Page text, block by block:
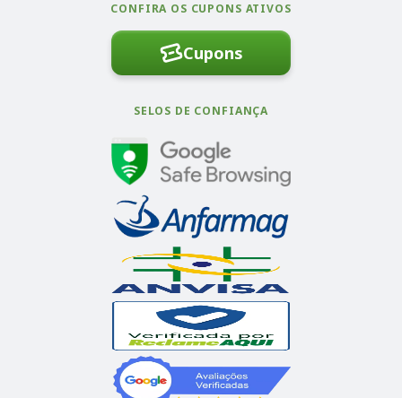
CONFIRA OS CUPONS ATIVOS
Cupons
SELOS DE CONFIANÇA